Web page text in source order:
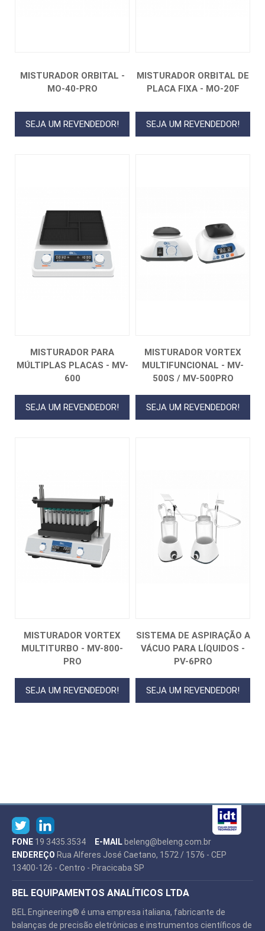
MISTURADOR ORBITAL -
MO-40-PRO
SEJA UM REVENDEDOR!
MISTURADOR ORBITAL DE
PLACA FIXA - MO-20F
SEJA UM REVENDEDOR!
MISTURADOR PARA
MÚLTIPLAS PLACAS - MV-
600
SEJA UM REVENDEDOR!
MISTURADOR VORTEX
MULTIFUNCIONAL - MV-
500S / MV-500PRO
SEJA UM REVENDEDOR!
MISTURADOR VORTEX
MULTITURBO - MV-800-
PRO
SEJA UM REVENDEDOR!
SISTEMA DE ASPIRAÇÃO A
VÁCUO PARA LÍQUIDOS -
PV-6PRO
SEJA UM REVENDEDOR!
FONE 19 3435.3534 E-MAIL beleng@beleng.com.br
ENDEREÇO Rua Alferes José Caetano, 1572 / 1576 - CEP
13400-126 - Centro - Piracicaba SP
BEL EQUIPAMENTOS ANALÍTICOS LTDA
BEL Engineering® é uma empresa italiana, fabricante de
balanças de precisão eletrônicas e instrumentos científicos de